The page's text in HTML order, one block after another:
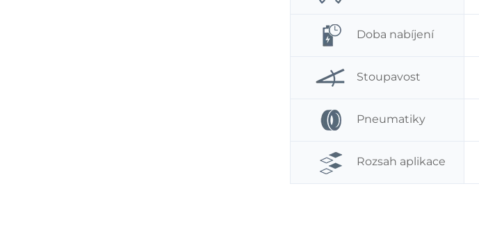
Doba nabíjení
Stoupavost
Pneumatiky
Rozsah aplikace